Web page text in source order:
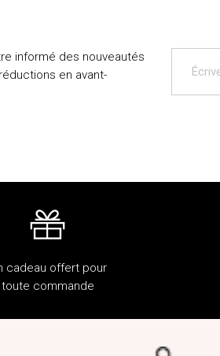
informé des nouveautés
en avant-
cadeau offert pour
toute commande